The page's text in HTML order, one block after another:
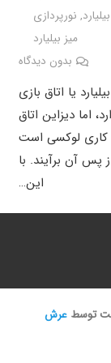
, نورپردازی
میز بیلیارد
بدون دیدگاه
یا اتاق بازی
اما دیزاین اتاق
کاری لوکسی است
پس آن برآیند. با
این…
توسطعرش